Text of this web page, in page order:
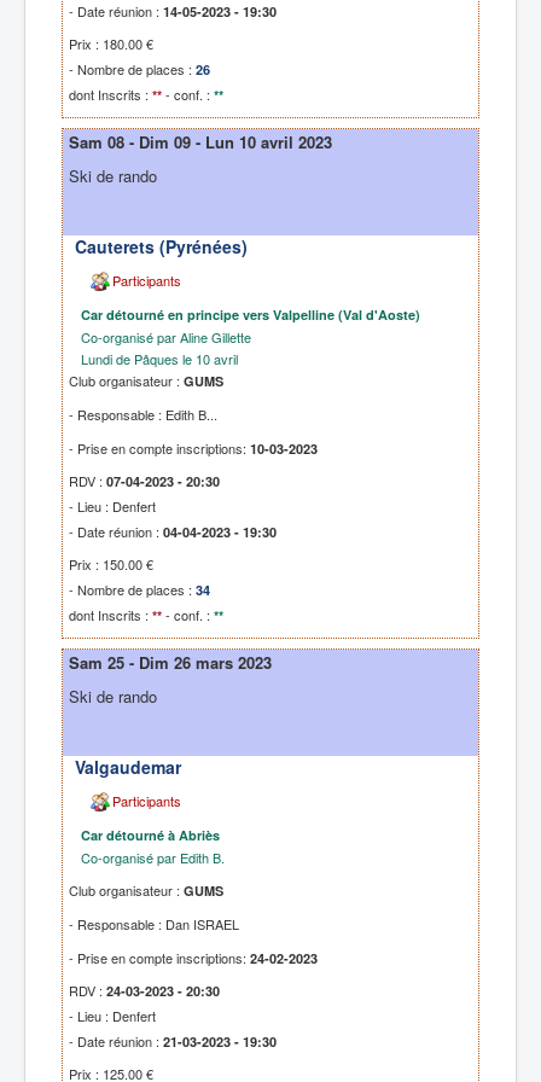
- Date réunion : 14-05-2023 - 19:30
Prix : 180.00 €
- Nombre de places : 26
dont Inscrits : ** - conf. : **
Sam 08 - Dim 09 - Lun 10 avril 2023
Ski de rando
Cauterets (Pyrénées)
Participants
Car détourné en principe vers Valpelline (Val d'Aoste)
Co-organisé par Aline Gillette
Lundi de Pâques le 10 avril
Club organisateur : GUMS
- Responsable : Edith B...
- Prise en compte inscriptions: 10-03-2023
RDV : 07-04-2023 - 20:30
- Lieu : Denfert
- Date réunion : 04-04-2023 - 19:30
Prix : 150.00 €
- Nombre de places : 34
dont Inscrits : ** - conf. : **
Sam 25 - Dim 26 mars 2023
Ski de rando
Valgaudemar
Participants
Car détourné à Abriès
Co-organisé par Edith B.
Club organisateur : GUMS
- Responsable : Dan ISRAEL
- Prise en compte inscriptions: 24-02-2023
RDV : 24-03-2023 - 20:30
- Lieu : Denfert
- Date réunion : 21-03-2023 - 19:30
Prix : 125.00 €